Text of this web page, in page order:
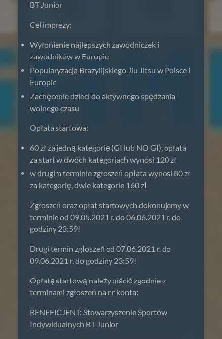
BT Junior
Cel imprezy:
Wyłonienie najlepszych zawodniczek i
zawodników w Europie
Popularyzacja Brazylijskiego Jiu Jitsu w Polsce i
Europie
Zachęcenie dzieci do aktywnego spędzania
wolnego czasu
Opłata startowa:
60 zł za jedną kategorię (GI lub NO GI), opłata
za start w dwóch kategoriach wynosi 120 zł
w drugim terminie zgłoszeń opłata wynosi 80 zł
za kategorię, dwie kategorie 160 zł
Zgłoszeń oraz opłat startowych dokonujemy w
terminie od 09.05.2021 r. do 06.06.2021 r. do
godziny 23:59!
Drugi termin zgłoszeń od 07.06.2021 r. do
09.06.2021 r. do godziny 23:59!
Opłatę startową należy uiścić zgodnie z
terminami zgłoszeń na nr konta:
BENEFICJENT: Stowarzyszenie Sportów
Indywidualnych BT Junior